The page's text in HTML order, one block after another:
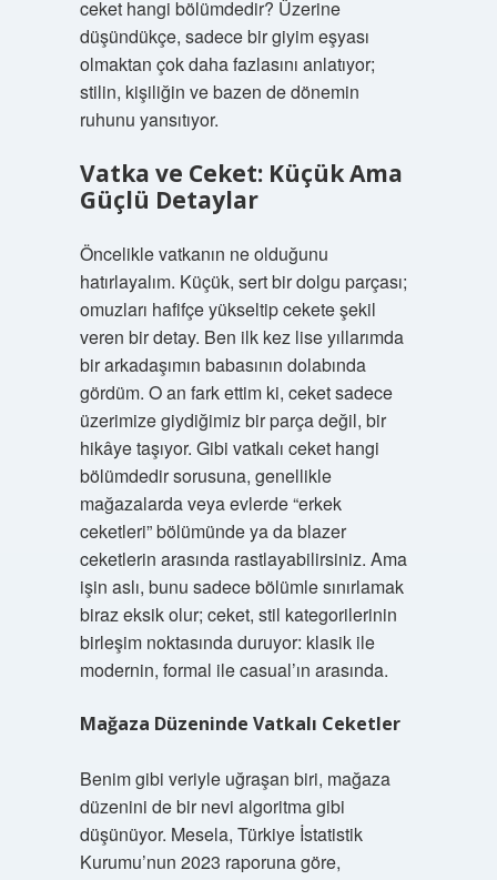
ceket hangi bölümdedir? Üzerine
düşündükçe, sadece bir giyim eşyası
olmaktan çok daha fazlasını anlatıyor;
stilin, kişiliğin ve bazen de dönemin
ruhunu yansıtıyor.
Vatka ve Ceket: Küçük Ama
Güçlü Detaylar
Öncelikle vatkanın ne olduğunu
hatırlayalım. Küçük, sert bir dolgu parçası;
omuzları hafifçe yükseltip cekete şekil
veren bir detay. Ben ilk kez lise yıllarımda
bir arkadaşımın babasının dolabında
gördüm. O an fark ettim ki, ceket sadece
üzerimize giydiğimiz bir parça değil, bir
hikâye taşıyor. Gibi vatkalı ceket hangi
bölümdedir sorusuna, genellikle
mağazalarda veya evlerde “erkek
ceketleri” bölümünde ya da blazer
ceketlerin arasında rastlayabilirsiniz. Ama
işin aslı, bunu sadece bölümle sınırlamak
biraz eksik olur; ceket, stil kategorilerinin
birleşim noktasında duruyor: klasik ile
modernin, formal ile casual’ın arasında.
Mağaza Düzeninde Vatkalı Ceketler
Benim gibi veriyle uğraşan biri, mağaza
düzenini de bir nevi algoritma gibi
düşünüyor. Mesela, Türkiye İstatistik
Kurumu’nun 2023 raporuna göre,